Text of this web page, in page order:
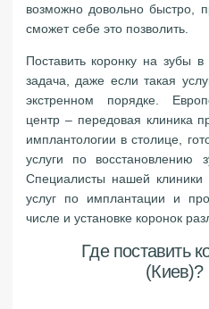
возможно довольно быстро,
сможет себе это позволить.
Поставить коронку на зубы
задача, даже если такая
экстренном порядке.
центр – передовая клиника
имплантологии в столице,
услуги по восстановлению
Специалисты нашей клиники
услуг по имплантации и
числе и установке коронок
Где поставить